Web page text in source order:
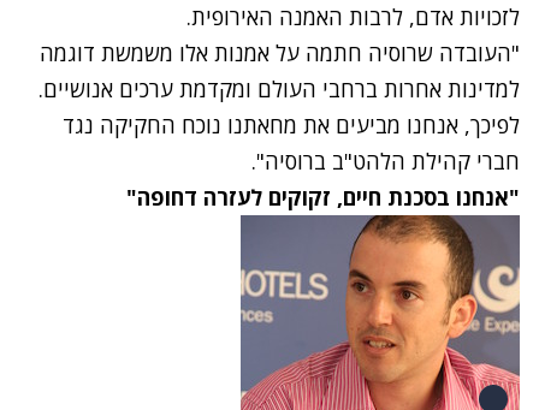
לזכויות אדם, לרבות האמנה האירופית.
"העובדה שרוסיה חתמה על אמנות אלו משמשת דוגמה
למדינות אחרות ברחבי העולם ומקדמת ערכים אנושיים.
לפיכך, אנחנו מביעים את מחאתנו נוכח החקיקה נגד
חברי קהילת הלהט"ב ברוסיה".
"אנחנו בסכנת חיים, זקוקים לעזרה דחופה"